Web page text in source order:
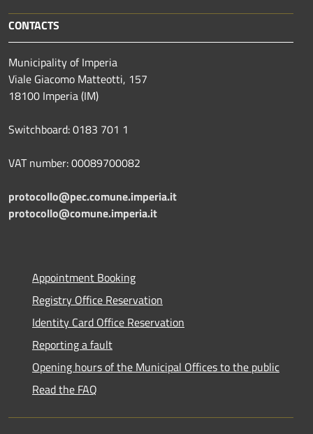
CONTACTS
Municipality of Imperia
Viale Giacomo Matteotti, 157
18100 Imperia (IM)
Switchboard: 0183 701 1
VAT number: 00089700082
protocollo@pec.comune.imperia.it
protocollo@comune.imperia.it
Appointment Booking
Registry Office Reservation
Identity Card Office Reservation
Reporting a fault
Opening hours of the Municipal Offices to the public
Read the FAQ